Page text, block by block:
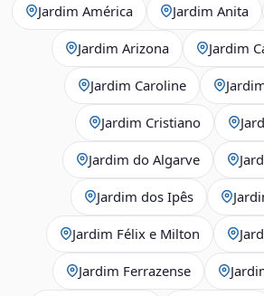
Jardim América Jardim Anita
Jardim Arizona Jardim
Jardim Caroline
Jardim Cristiano
Jardim do Algarve
Jardim dos Ipês
Jardim Félix e Milton
Jardim Ferrazense